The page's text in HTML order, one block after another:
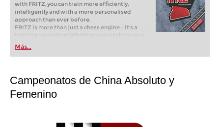
with FRITZ, you can train more efficiently,
intelligently and with a more personalised
approach than ever before.
FRITZ is more than just a chess engine – it’s a
training revolution! Whether you’re taking your
first steps into the world of club chess, or already
playing at a tournament level: with FRITZ, you can
train more efficiently, intelligently and with a
Más...
Campeonatos de China Absoluto y
Femenino